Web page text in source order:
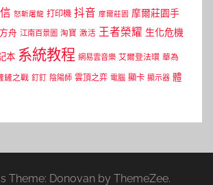
怒斬屠龍 打印機 抖音 摩爾莊園 摩爾莊園手
舟 江南百景圖 淘寶 激活 王者榮耀 生化危機
本 系統教程 網易雲音樂 艾爾登法環 華為
鏟之戰 釘釘 陰陽師 雲頂之弈 電腦 顯卡 顯示器 體
Theme: Donovan by ThemeZee.